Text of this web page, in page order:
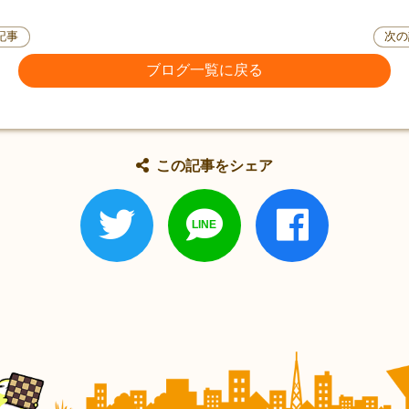
事
ブログ一覧に戻る
次
この記事をシェア